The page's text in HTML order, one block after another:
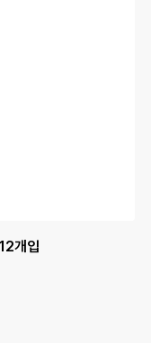
색펜
색펜
개입
1타12입
펜 모음 다색펜 멀티
1갑25개입 클립
치952
강력펀치
952